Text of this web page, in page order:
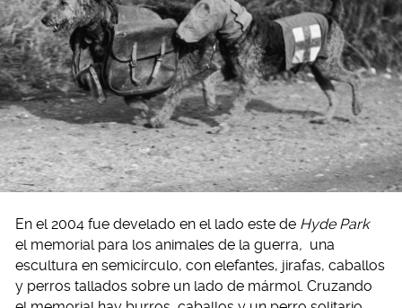
En el 2004 fue develado en el lado este de Hyde Park
el memorial para los animales de la guerra, una
escultura en semicírculo, con elefantes, jirafas, caballos
y perros tallados sobre un lado de mármol. Cruzando